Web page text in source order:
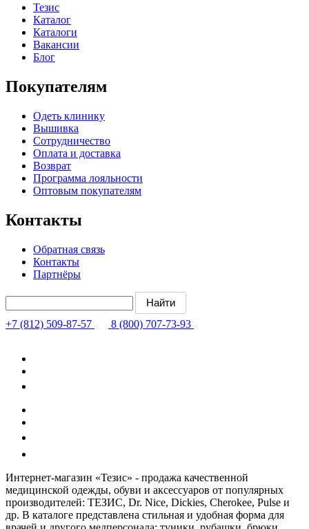
Тезис
Каталог
Каталоги
Вакансии
Блог
Покупателям
Одеть клинику
Вышивка
Сотрудничество
Оплата и доставка
Возврат
Программа лояльности
Оптовым покупателям
Контакты
Обратная связь
Контакты
Партнёры
+7 (812) 509-87-57 8 (800) 707-73-93
Интернет-магазин «Тезис» - продажа качественной
медицинской одежды, обуви и аксессуаров от популярных
производителей: ТЕЗИС, Dr. Nice, Dickies, Cherokee, Pulse и
др. В каталоге представлена стильная и удобная форма для